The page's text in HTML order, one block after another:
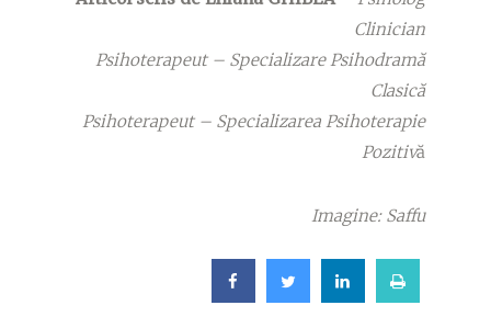
Clinician
Psihoterapeut – Specializare Psihodramă
Clasică
Psihoterapeut – Specializarea Psihoterapie
Pozitivă
Imagine: Saffu